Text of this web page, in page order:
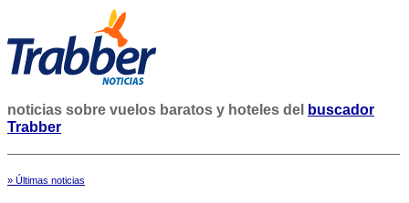
noticias sobre vuelos baratos y hoteles del
buscador
Trabber
» Últimas noticias